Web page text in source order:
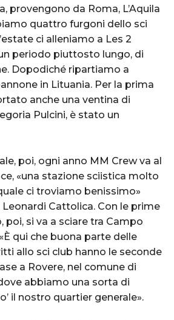
provengono da Roma, L’Aquila
quattro furgoni dello sci
ci alleniamo a Les 2
periodo piuttosto lungo, di
Dopodiché ripartiamo a
in Lituania. Per la prima
anche una ventina di
Pulcini, è stato un
poi, ogni anno MM Crew va al
«una stazione sciistica molto
ci troviamo benissimo»
Cattolica. Con le prime
poi, si va a sciare tra Campo
qui che buona parte delle
allo sci club hanno le seconde
a Rovere, nel comune di
abbiamo una sorta di
il nostro quartier generale».